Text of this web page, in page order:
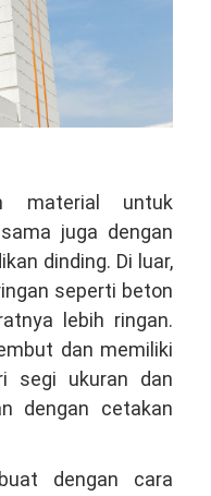
material untuk
juga dengan
dinding. Di luar,
seperti beton
lebih ringan.
dan memiliki
segi ukuran dan
dengan cetakan
dengan cara